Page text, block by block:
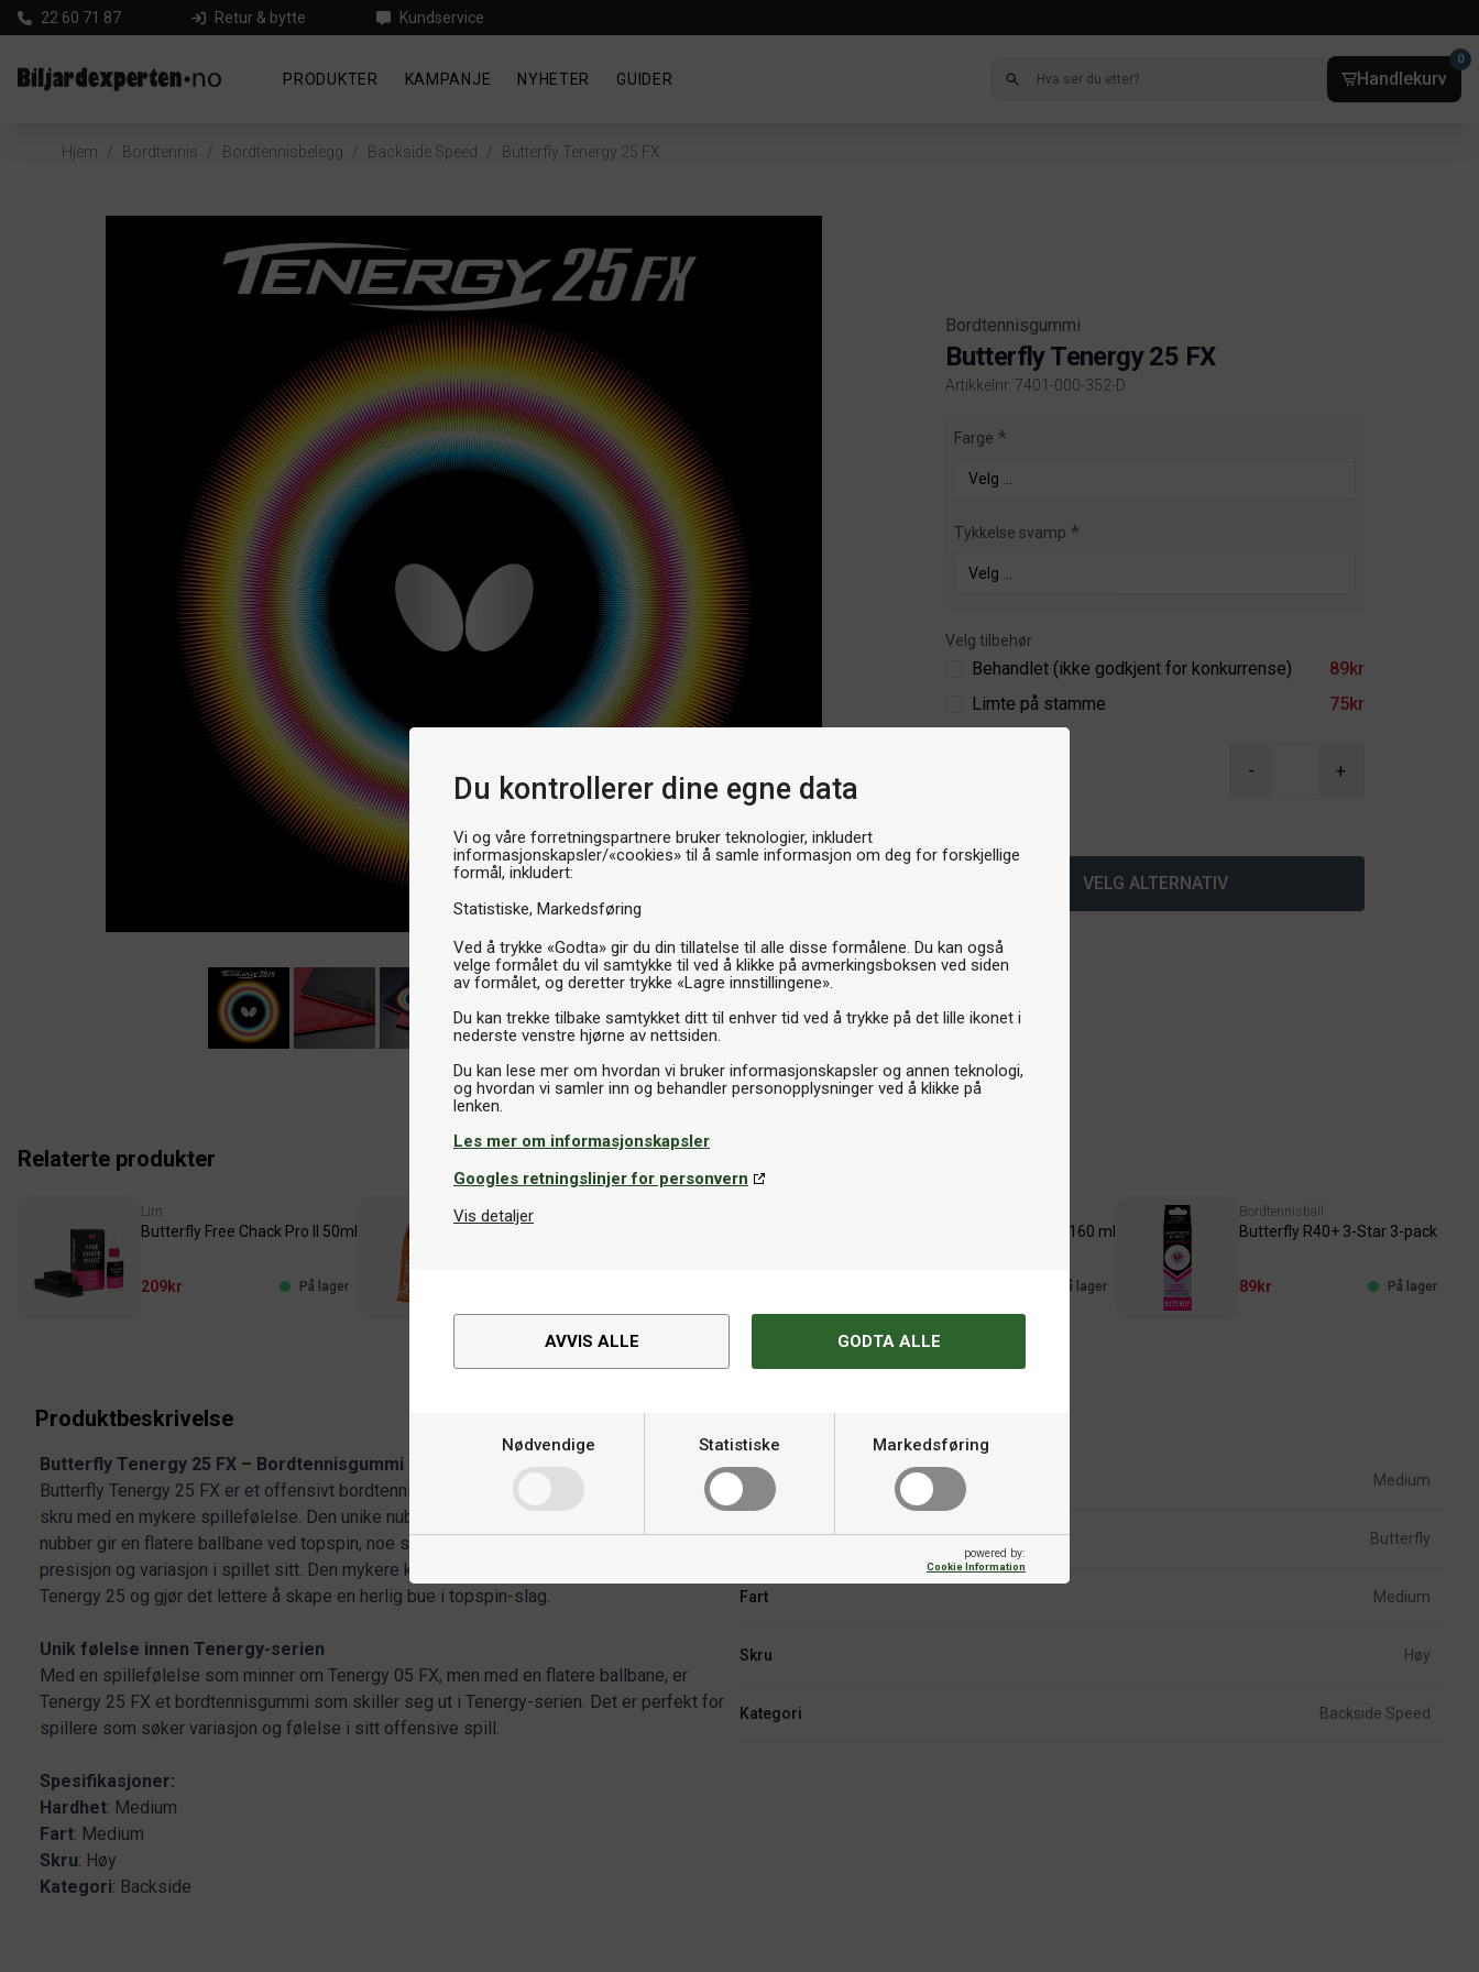
Du kontrollerer dine egne data
Vi og våre forretningspartnere bruker teknologier, inkludert
informasjonskapsler/«cookies» til å samle informasjon om deg for forskjellige
formål, inkludert:
Statistiske Markedsføring
Ved å trykke «Godta» gir du din tillatelse til alle disse formålene. Du kan også
velge formålet du vil samtykke til ved å klikke på avmerkingsboksen ved siden
av formålet, og deretter trykke «Lagre innstillingene».
Du kan trekke tilbake samtykket ditt til enhver tid ved å trykke på det lille ikonet i
nederste venstre hjørne av nettsiden.
Du kan lese mer om hvordan vi bruker informasjonskapsler og annen teknologi,
og hvordan vi samler inn og behandler personopplysninger ved å klikke på
Les mer om informasjonskapsler
Googles retningslinjer for personvern
Vis detaljer
AVVIS ALLE GODTA ALLE
Nødvendige Statistiske Markedsføring
powered by:
Cookie Information
22 60 71 87 Retur & bytte Kundservice
PRODUKTER KAMPANJE NYHETER GUIDER Handlekurv
0
Hjem / Bordtennis / Bordtennisbelegg / Backside Speed / Butterfly Tenergy 25 FX
Bordtennisgummi
Butterfly Tenergy 25 FX
Artikkelnr. 7401-000-352-D
Product information
Farge
Tykkelse svamp
Velg tilbehør
Behandlet (ikke godkjent for konkurrense)
89kr
Limte på stamme
75kr
- +
VELG ALTERNATIV
Relaterte produkter
Lim
Butterfly Free Chack Pro II 50ml
209kr På lager
Kantbånd
Butterfly Rubber Refresh 160 ml
På lager
Bordtennisball
Butterfly R40+ 3-Star 3-pack
89kr På lager
Produktbeskrivelse
Butterfly Tenergy 25 FX – Bordtennisgummi for et variert angrepsspill
Butterfly Tenergy 25 FX er et offensivt bordtennisgummi som kombinerer fart, kontroll og
skru med en mykere spillefølelse. Den unike nubbstrukturen med bredere og mer adskilte
nubber gir en flatere ballbane ved topspin, noe som gjør det perfekt for spillere som søker
presisjon og variasjon i spillet sitt. Den mykere konstruksjonen gjør det mer tilgivende enn
Tenergy 25 og gjør det lettere å skape en herlig bue i topspin-slag.
Unik følelse innen Tenergy-serien
Med en spillefølelse som minner om Tenergy 05 FX, men med en flatere ballbane, er
Tenergy 25 FX et bordtennisgummi som skiller seg ut i Tenergy-serien. Det er perfekt for
spillere som søker variasjon og følelse i sitt offensive spill.
Spesifikasjoner:
Hardhet: Medium
Fart: Medium
Skru: Høy
Kategori: Backside
Spesifikasjoner
Hardhet Medium
Varemerke Butterfly
Fart Medium
Skru Høy
Kategori Backside Speed